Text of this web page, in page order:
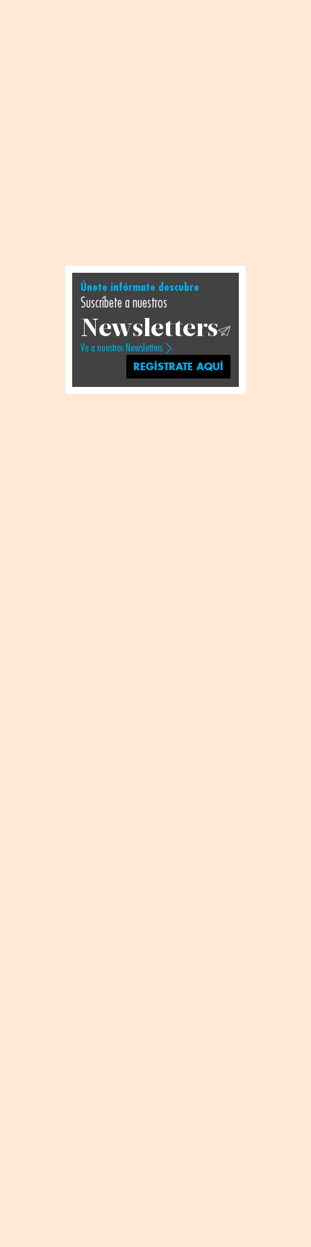
Únete infórmate descubre
Suscríbete a nuestros
Newsletters
Ve a nuestros Newsletters
REGÍSTRATE AQUÍ